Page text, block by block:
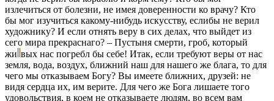
излечиться от болезни, не имея доверенности ко врачу? Кто
бы мог изучиться какому-нибудь искусству, еслибы не верил
художнику? И если отнять веру в сих делах, что выйдет из
сего мира прекраснаго? – Пустыня смерти, гроб, который
жи вых нас погребл бы себе! Итак, если требуют веры от нас
земля, вода, воздух, ближний наш для нашего же блага, то для
чего мы отказываем Богу? Вы имеете ближних, друзей: не
видя сердца их, им верите. Для чего же Бога лишаете того
удовольствия, в коем не отказываете людям, во всем вам